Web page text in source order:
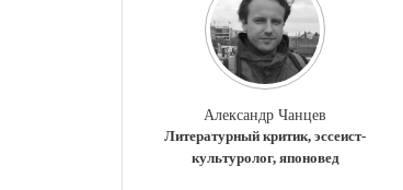
Александр Чанцев
Литературный критик, эссеист-
культуролог, японовед